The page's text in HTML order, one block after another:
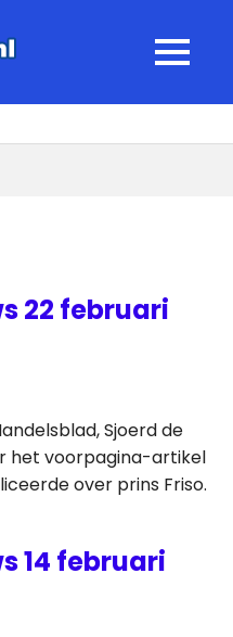
MENU
22 februari
Sjoerd de
het voorpagina-artikel
over prins Friso.
14 februari